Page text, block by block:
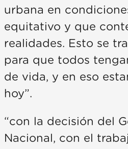
urbana en
equitativo y que
realidades. Esto se
para que todos
de vida, y en eso
hoy”.
“con la decisión del
Nacional, con el